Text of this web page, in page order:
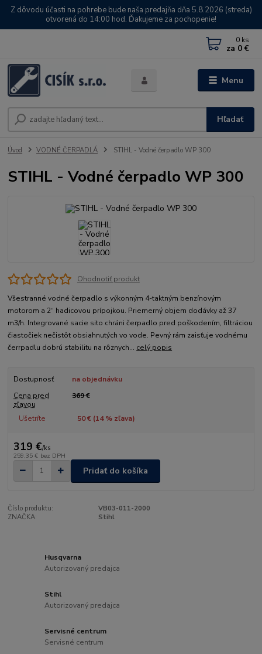
Z dôvodu účasti na pohrebe bude naša predajňa dňa 5.8.2026 (streda)
otvorená do 14:00 hod. Ďakujeme za pochopenie!
Menu
Hľadať
0 ks
za 0 €
Úvod VODNÉ ČERPADLÁ STIHL - Vodné čerpadlo WP 300
STIHL - Vodné čerpadlo WP 300
Ohodnotiť produkt
Všestranné vodné čerpadlo s výkonným 4-taktným benzínovým
motorom a 2“ hadicovou prípojkou. Priemerný objem dodávky až 37
m3/h. Integrované sacie sito chráni čerpadlo pred poškodením, filtráciou
čiastočiek nečistôt obsiahnutých vo vode. Pevný rám zaisťuje vodnému
čerrpadlu dobrú stabilitu na rôznych... celý popis
Dostupnosť
na objednávku
Cena pred
zľavou
369 €
Ušetríte 50 € (14% zľava)
319 €/ks
259,35 € bez DPH
Pridať do košíka
Číslo produktu:
VB03-011-2000
ZNAČKA:
Stihl
Husqvarna
Autorizovaný predajca
Stihl
Autorizovaný predajca
Servisné centrum
Servisné centrum